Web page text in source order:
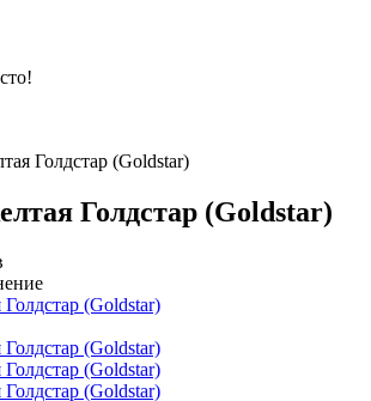
Голдстар (Goldstar)
Голдстар (Goldstar)